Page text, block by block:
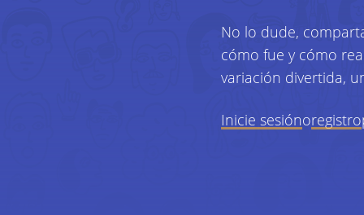
No lo dude,
cómo fue y cómo
variación divertida,
Inicie sesiónoregistro